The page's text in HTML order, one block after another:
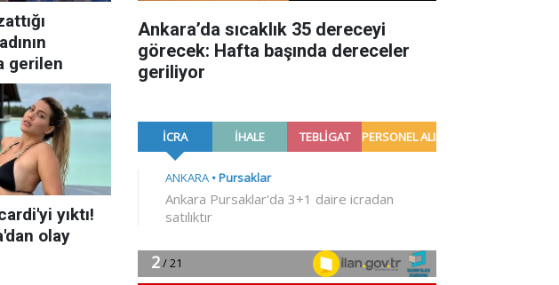
Ankara’da sıcaklık 35 dereceyi
görecek: Hafta başında dereceler
geriliyor